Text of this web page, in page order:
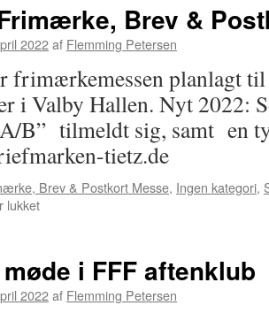
Brev &
2022af Flemming Petersen
frimærkemessen planlagt til
i Valby Hallen. Nyt 2022:
B” tilmeldt sig, samt en
tietz.de
Brev & Postkort Messe, Ingen kategori,
lukkettil
&
Postkort
i FFF aftenklub
2022af Flemming Petersen